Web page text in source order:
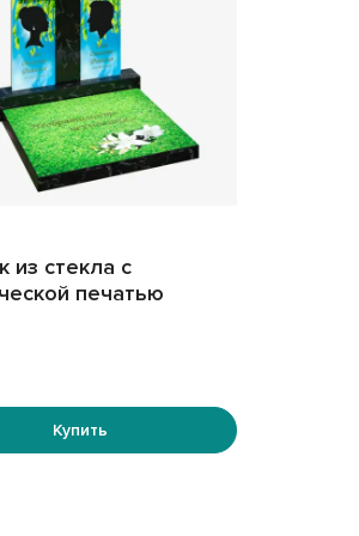
человеком. Таким
индивидуально,
семьи.
из стекла с
печатью
Купить